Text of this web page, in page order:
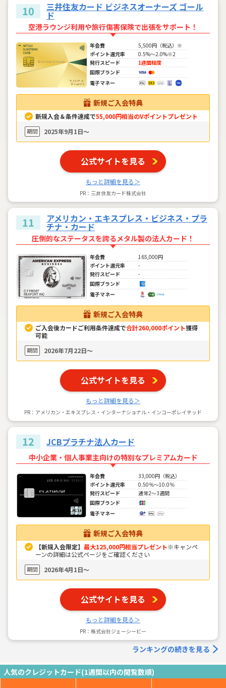
10 三井住友カード ビジネスオーナーズ ゴール
ド
空港ラウンジ利用や旅行傷害保険で出張をサポート！
年会費
5,500円（税込）※
ポイント還元率
0.5%～2.0%※2
発行スピード
1週間程度
国際ブランド
電子マネー
新規ご入会特典
新規入会＆条件達成で55,000円相当のVポイントプレゼント
期間 2025年9月1日〜
公式サイトを見る
もっと詳細を見る＞
PR：三井住友カード株式会社
11 アメリカン・エキスプレス・ビジネス・プラ
チナ・カード
圧倒的なステータスを誇るメタル製の法人カード！
年会費
165,000円
ポイント還元率
-
発行スピード
-
国際ブランド
電子マネー
新規ご入会特典
ご入会後カードご利用条件達成で合計260,000ポイント獲得
可能
期間 2026年7月22日〜
公式サイトを見る
もっと詳細を見る＞
PR：アメリカン・エキスプレス・インターナショナル・インコーポレイテッド
12 JCBプラチナ法人カード
中小企業・個人事業主向けの特別なプレミアムカード
年会費
33,000円（税込）
ポイント還元率
0.50％～10.0％
発行スピード
通常2～3週間
国際ブランド
電子マネー
新規ご入会特典
【新規入会限定】 最大125,000円相当プレゼント※キャンペ
ーンの詳細は公式ページをご確認ください
期間 2026年4月1日〜
公式サイトを見る
もっと詳細を見る＞
PR：株式会社ジェーシービー
ランキングの続きを見る
人気のクレジットカード(1週間以内の閲覧数順)